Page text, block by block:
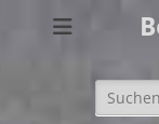
Suchen
nach: